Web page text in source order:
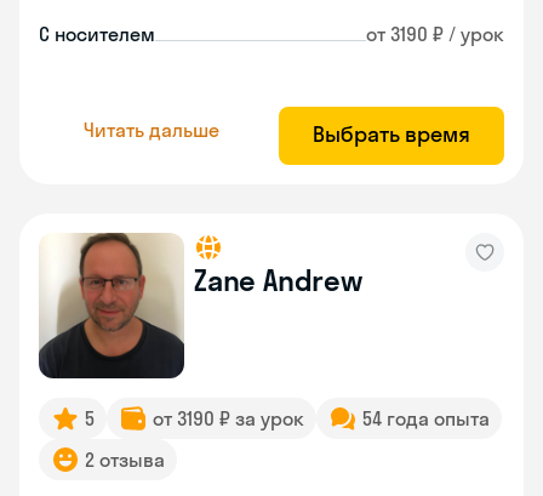
С носителем от 3190 ₽ / урок
Читать дальше Выбрать время
Zane Andrew
5 от 3190 ₽ за урок
54 года опыта
2 отзыва